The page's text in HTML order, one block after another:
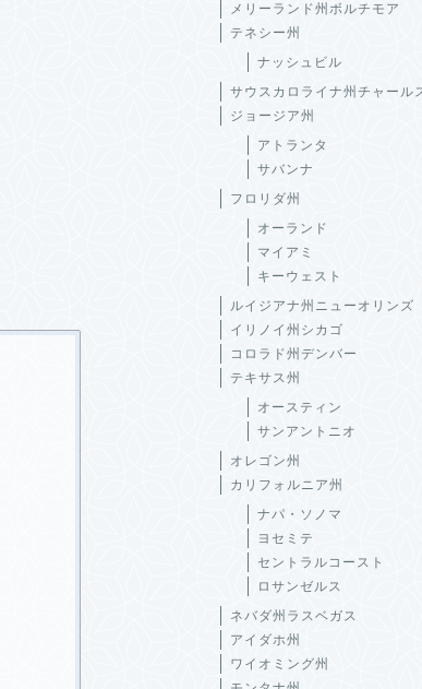
メリーランド州ボルチモア
テネシー州
ナッシュビル
サウスカロライナ州チャール
ジョージア州
アトランタ
サバンナ
フロリダ州
オーランド
マイアミ
キーウェスト
ルイジアナ州ニューオリンズ
イリノイ州シカゴ
コロラド州デンバー
テキサス州
オースティン
サンアントニオ
オレゴン州
カリフォルニア州
ナパ・ソノマ
ヨセミテ
セントラルコースト
ロサンゼルス
ネバダ州ラスベガス
アイダホ州
ワイオミング州